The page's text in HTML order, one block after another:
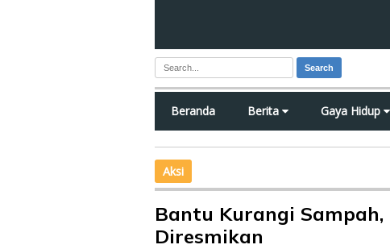
Search
Beranda Berita Gaya Hidup
Aksi
Bantu Kurangi Sampah,
Diresmikan